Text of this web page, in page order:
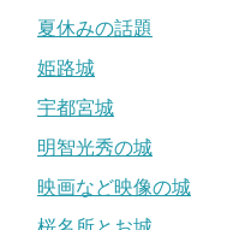
夏休みの話題
姫路城
宇都宮城
明智光秀の城
映画など映像の城